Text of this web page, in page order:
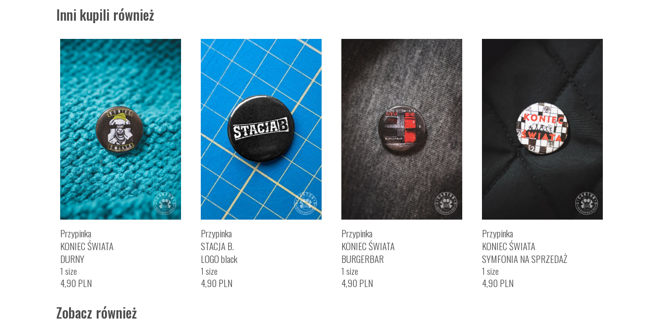
Inni kupili również
Przypinka
KONIEC ŚWIATA
DURNY
1 size
4,90 PLN
Przypinka
STACJA B.
LOGO black
1 size
4,90 PLN
Przypinka
KONIEC ŚWIATA
BURGERBAR
1 size
4,90 PLN
Przypinka
KONIEC ŚWIATA
SYMFONIA NA SPRZEDAŻ
1 size
4,90 PLN
Zobacz również